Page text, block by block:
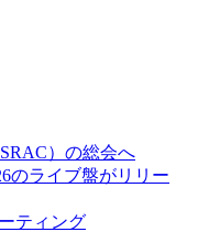
）の総会へ
のライブ盤がリリー
ティング